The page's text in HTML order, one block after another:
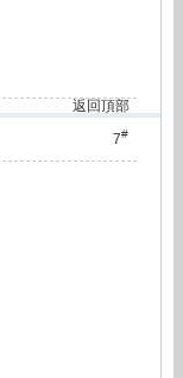
返回頂部
7#